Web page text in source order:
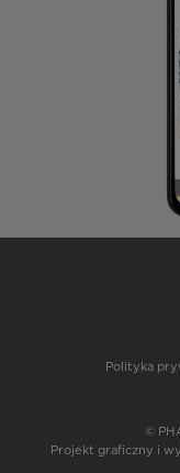
Polityka
©
Projekt graficzny i